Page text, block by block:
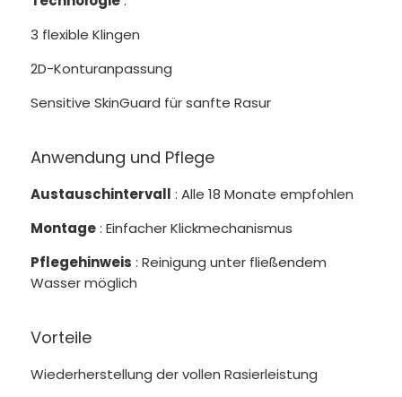
3 flexible Klingen
2D-Konturanpassung
Sensitive SkinGuard für sanfte Rasur
Anwendung und Pflege
Austauschintervall : Alle 18 Monate empfohlen
Montage: Einfacher Klickmechanismus
Pflegehinweis : Reinigung unter fließendem
Wasser möglich
Vorteile
Wiederherstellung der vollen Rasierleistung